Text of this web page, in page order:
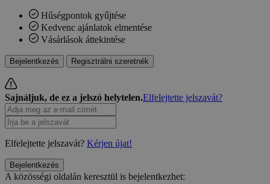
Hűségpontok gyűjtése
Kedvenc ajánlatok elmentése
Vásárlások áttekintése
Bejelentkezés Regisztrálni szeretnék
Sajnáljuk, de ez a jelszó helytelen.Elfelejtette jelszavát?
Elfelejtette jelszavát? Kérjen újat!
Bejelentkezés
A közösségi oldalán keresztül is bejelentkezhet: